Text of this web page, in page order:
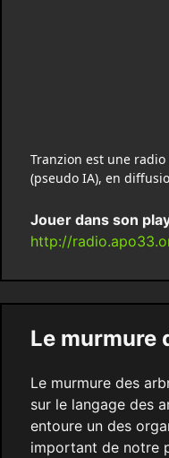
Tranzion est une
(pseudo IA), en
Jouer dans son
http://
Le murmure
Le murmure des
sur le langage des
entoure un des
important de notre